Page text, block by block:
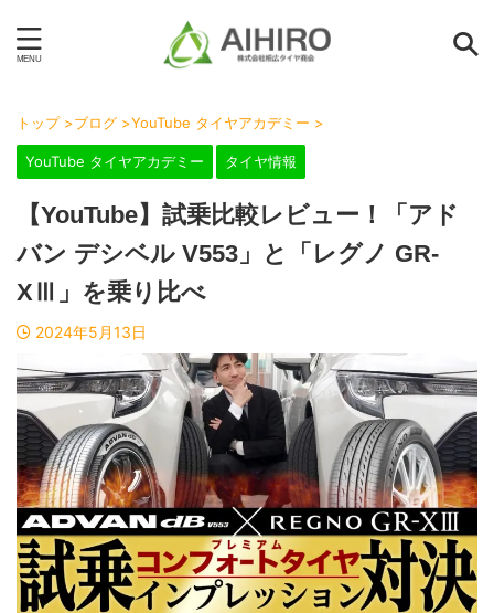
トップ >ブログ >YouTube タイヤアカデミー >
YouTube タイヤアカデミー タイヤ情報
【YouTube】試乗比較レビュー！「アド
バン デシベル V553」と「レグノ GR-
XⅢ」を乗り比べ
2024年5月13日